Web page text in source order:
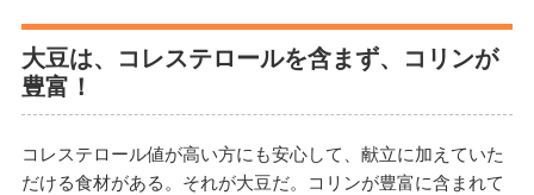
大豆は、コレステロールを含まず、コリンが
豊富！
コレステロール値が高い方にも安心して、献立に加えていた
だける食材がある。それが大豆だ。コリンが豊富に含まれて